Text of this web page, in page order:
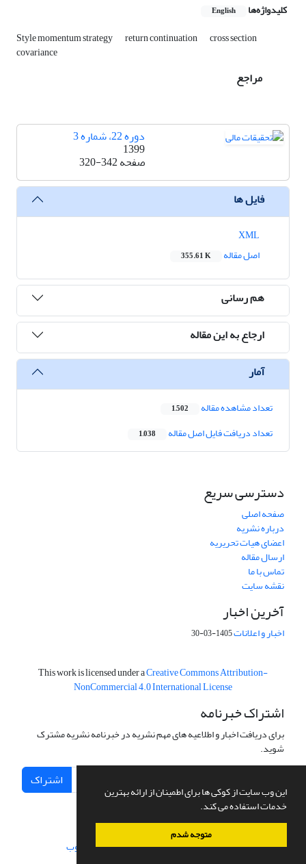
این وب سایت از کوکی ها برای اطمینان از ارائه بهترین
خدمات استفاده می کند.
متوجه شدم
کلیدواژه‌ها English
Style momentum strategy return continuation cross section
covariance
مراجع
دوره 22، شماره 3
1399
صفحه320-342
فایل ها
اصل مقاله
355.61 K
هم رسانی
ارجاع به این مقاله
آمار
تعداد مشاهده مقاله 1,502
تعداد دریافت فایل اصل مقاله 1,038
دسترسی سریع
صفحه اصلی
درباره نشریه
اعضای هیات تحریریه
ارسال مقاله
تماس با ما
نقشه سایت
آخرین اخبار
اخبار و اعلانات1405-03-30
This work is licensed under aCreative Commons Attribution-
NonCommercial 4.0 International License
اشتراک خبرنامه
برای دریافت اخبار و اطلاعیه های مهم نشریه در خبرنامه نشریه مشترک
شوید.
اشتراک
سامانه مدیریت نشریات علمی.طراحی و پیاده سازی از سیناوب